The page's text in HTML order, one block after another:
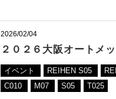
2026/02/04
２０２６大阪オートメ
イベント REIHEN S05
C010
M07 S05 T025